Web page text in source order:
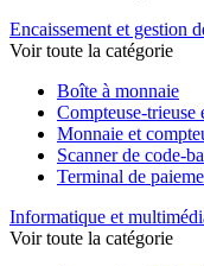
Encaissement et gestion
Voir toute la catégorie
Boîte à monnaie
Compteuse-trieuse
Monnaie et
Scanner de code-
Terminal de
Informatique et
Voir toute la catégorie